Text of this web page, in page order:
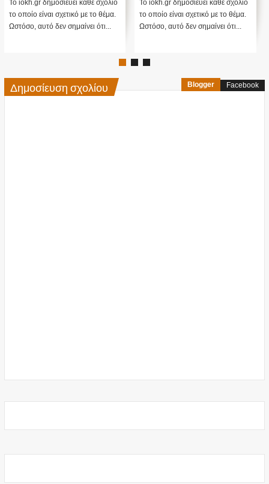
κάθε σχόλιο
σχετικό με το θέμα.
δεν σημαίνει ότι...
Το iokh.gr δημοσιεύει κάθε σχόλιο
το οποίο είναι σχετικό με το θέμα.
Ωστόσο, αυτό δεν σημαίνει ότι...
Στις 26
ΗΠΑ
ενός
Δημοσίευση σχολίου Blogger Facebook